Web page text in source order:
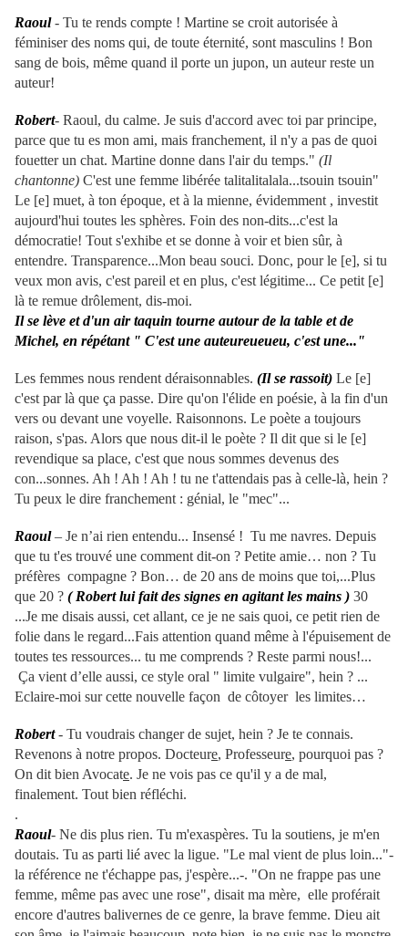
Raoul- Tu te rends compte ! Martine se croit autorisée à
féminiser des noms qui, de toute éternité, sont masculins ! Bon
sang de bois, même quand il porte un jupon, un auteur reste un
auteur!
Robert- Raoul, du calme. Je suis d'accord avec toi par principe,
parce que tu es mon ami, mais franchement, il n'y a pas de quoi
fouetter un chat. Martine donne dans l'air du temps." (Il
chantonne) C'est une femme libérée talitalitalala...tsouin tsouin"
Le [e] muet, à ton époque, et à la mienne, évidemment , investit
aujourd'hui toutes les sphères. Foin des non-dits...c'est la
démocratie! Tout s'exhibe et se donne à voir et bien sûr, à
entendre. Transparence...Mon beau souci. Donc, pour le [e], si tu
veux mon avis, c'est pareil et en plus, c'est légitime... Ce petit [e]
là te remue drôlement, dis-moi.
Il se lève et d'un air taquin tourne autour de la table et de
Michel, en répétant " C'est une auteureueueu, c'est une..."
Les femmes nous rendent déraisonnables. (Il se rassoit) Le [e]
c'est par là que ça passe. Dire qu'on l'élide en poésie, à la fin d'un
vers ou devant une voyelle. Raisonnons. Le poète a toujours
raison, s'pas. Alors que nous dit-il le poète ? Il dit que si le [e]
revendique sa place, c'est que nous sommes devenus des
con...sonnes. Ah ! Ah ! Ah ! tu ne t'attendais pas à celle-là, hein ?
Tu peux le dire franchement : génial, le "mec"...
Raoul – Je n’ai rien entendu... Insensé ! Tu me navres. Depuis
que tu t'es trouvé une comment dit-on ? Petite amie… non ? Tu
préfères compagne ? Bon… de 20 ans de moins que toi,...Plus
que 20 ? ( Robert lui fait des signes en agitant les mains ) 30
...Je me disais aussi, cet allant, ce je ne sais quoi, ce petit rien de
folie dans le regard...Fais attention quand même à l'épuisement de
toutes tes ressources... tu me comprends ? Reste parmi nous!...
Ça vient d’elle aussi, ce style oral " limite vulgaire", hein ? ...
Eclaire-moi sur cette nouvelle façon de côtoyer les limites…
Robert- Tu voudrais changer de sujet, hein ? Je te connais.
Revenons à notre propos. Docteure, Professeure, pourquoi pas ?
On dit bien Avocate. Je ne vois pas ce qu'il y a de mal,
finalement. Tout bien réfléchi.
.
Raoul- Ne dis plus rien. Tu m'exaspères. Tu la soutiens, je m'en
doutais. Tu as parti lié avec la ligue. "Le mal vient de plus loin..."-
la référence ne t'échappe pas, j'espère...-. "On ne frappe pas une
femme, même pas avec une rose", disait ma mère, elle proférait
encore d'autres balivernes de ce genre, la brave femme. Dieu ait